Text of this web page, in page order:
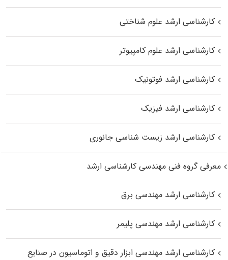
کارشناسی ارشد علوم شناختی
کارشناسی ارشد علوم کامپیوتر
کارشناسی ارشد فوتونیک
کارشناسی ارشد فیزیک
کارشناسی ارشد زیست‌ شناسی جانوری
معرفی گروه فنی مهندسی کارشناسی ارشد
کارشناسی ارشد مهندسی برق
کارشناسی ارشد مهندسی پلیمر
کارشناسی ارشد مهندسی ابزار دقیق و اتوماسیون در صنایع